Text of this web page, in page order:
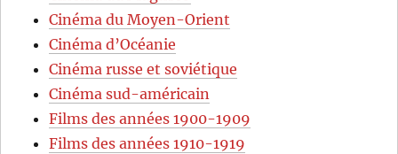
Cinéma du Moyen-Orient
Cinéma d’Océanie
Cinéma russe et soviétique
Cinéma sud-américain
Films des années 1900-1909
Films des années 1910-1919